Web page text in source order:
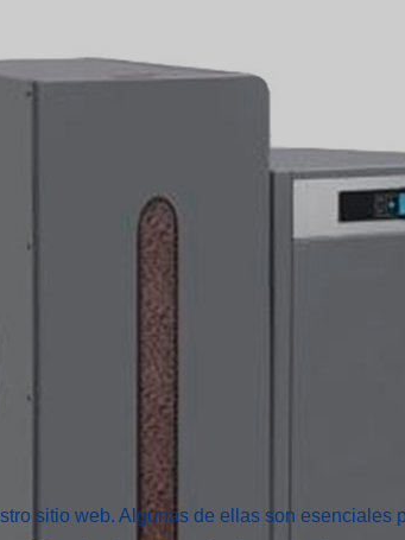
sitio web. Algunas de ellas son